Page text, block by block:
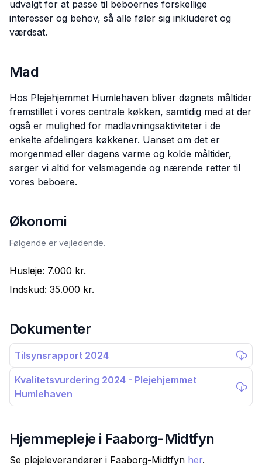
udvalgt for at passe til beboernes forskellige
interesser og behov, så alle føler sig inkluderet og
værdsat.
Mad
Hos Plejehjemmet Humlehaven bliver døgnets måltider
fremstillet i vores centrale køkken, samtidig med at der
også er mulighed for madlavningsaktiviteter i de
enkelte afdelingers køkkener. Uanset om det er
morgenmad eller dagens varme og kolde måltider,
sørger vi altid for velsmagende og nærende retter til
vores beboere.
Økonomi
Følgende er vejledende.
Husleje: 7.000 kr.
Indskud: 35.000 kr.
Dokumenter
Tilsynsrapport 2024
Kvalitetsvurdering 2024 - Plejehjemmet
Humlehaven
Hjemmepleje i Faaborg-Midtfyn
Se plejeleverandører i Faaborg-Midtfyn her.